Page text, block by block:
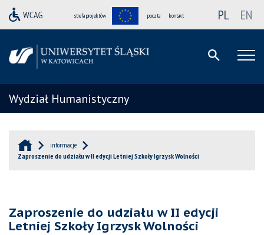
strefa projektów poczta kontakt PL EN
Wydział Humanistyczny
informacje
Zaproszenie do udziału w II edycji Letniej Szkoły Igrzysk Wolności
Zaproszenie do udziału w II edycji
Letniej Szkoły Igrzysk Wolności